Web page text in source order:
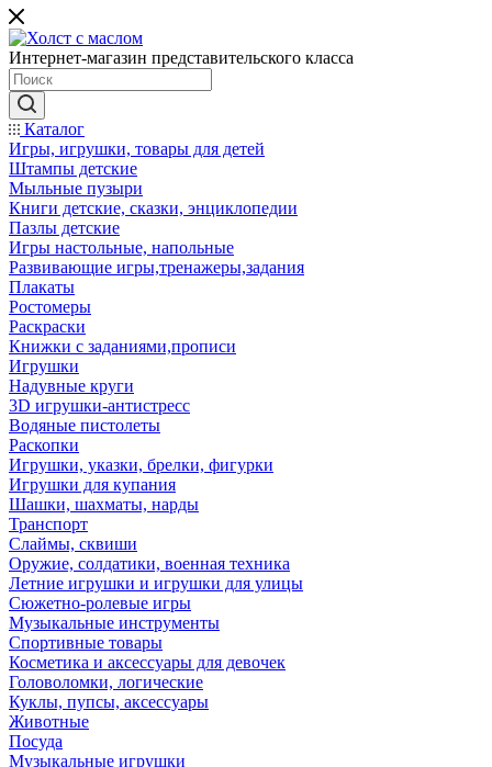
Интернет-магазин представительского класса
Каталог
Игры, игрушки, товары для детей
Штампы детские
Мыльные пузыри
Книги детские, сказки, энциклопедии
Пазлы детские
Игры настольные, напольные
Развивающие игры,тренажеры,задания
Плакаты
Ростомеры
Раскраски
Книжки с заданиями,прописи
Игрушки
Надувные круги
3D игрушки-антистресс
Водяные пистолеты
Раскопки
Игрушки, указки, брелки, фигурки
Игрушки для купания
Шашки, шахматы, нарды
Транспорт
Слаймы, сквиши
Оружие, солдатики, военная техника
Летние игрушки и игрушки для улицы
Сюжетно-ролевые игры
Музыкальные инструменты
Спортивные товары
Косметика и аксессуары для девочек
Головоломки, логические
Куклы, пупсы, аксессуары
Животные
Посуда
Музыкальные игрушки